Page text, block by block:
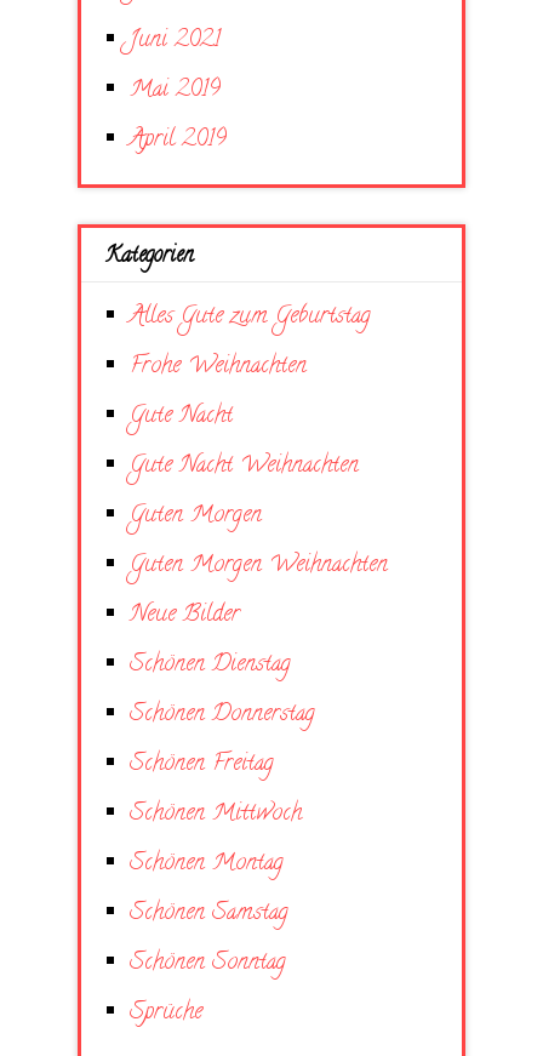
Juni 2021
Mai 2019
April 2019
Kategorien
Alles Gute zum Geburtstag
Frohe Weihnachten
Gute Nacht
Gute Nacht Weihnachten
Guten Morgen
Guten Morgen Weihnachten
Neue Bilder
Schönen Dienstag
Schönen Donnerstag
Schönen Freitag
Schönen Mittwoch
Schönen Montag
Schönen Samstag
Schönen Sonntag
Sprüche